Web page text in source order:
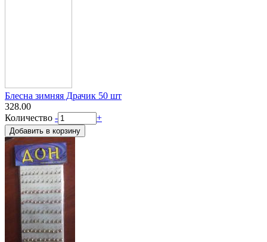
Блесна зимняя Драчик 50 шт
328.00
Количество - +